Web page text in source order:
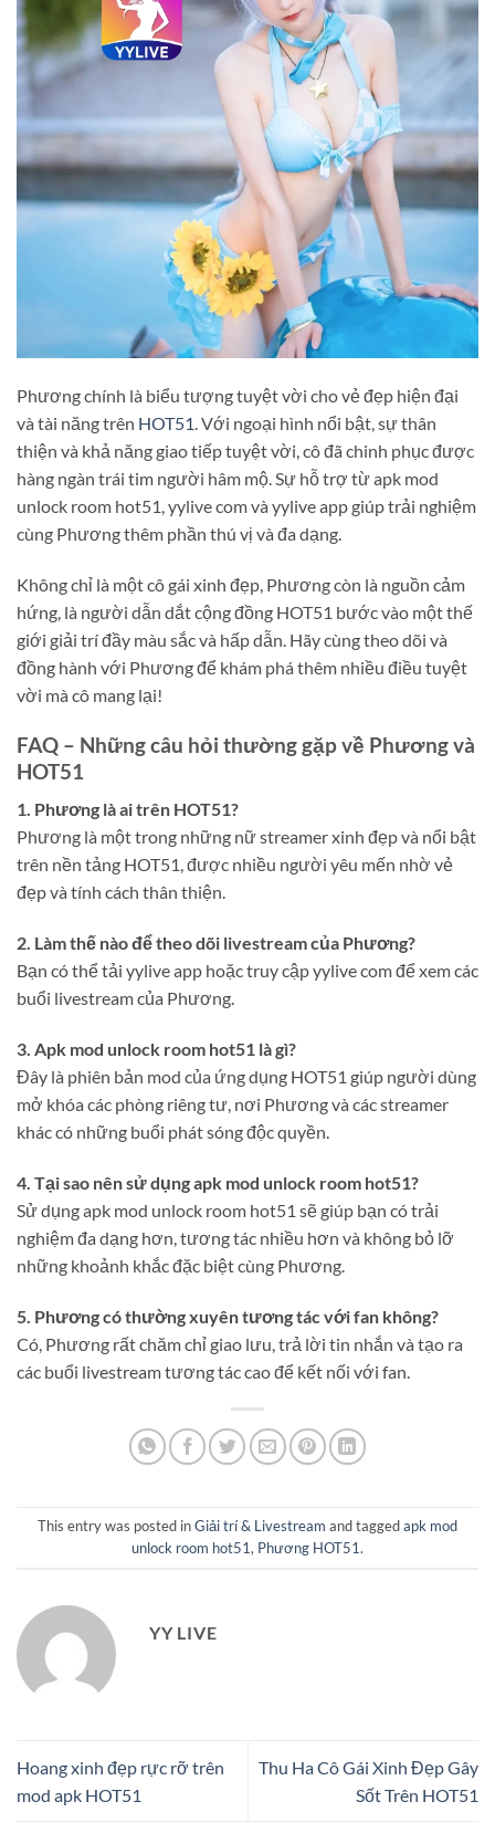
Phương chính là biểu tượng tuyệt vời cho vẻ đẹp hiện đại
và tài năng trên HOT51. Với ngoại hình nổi bật, sự thân
thiện và khả năng giao tiếp tuyệt vời, cô đã chinh phục được
hàng ngàn trái tim người hâm mộ. Sự hỗ trợ từ apk mod
unlock room hot51, yylive com và yylive app giúp trải nghiệm
cùng Phương thêm phần thú vị và đa dạng.
Không chỉ là một cô gái xinh đẹp, Phương còn là nguồn cảm
hứng, là người dẫn dắt cộng đồng HOT51 bước vào một thế
giới giải trí đầy màu sắc và hấp dẫn. Hãy cùng theo dõi và
đồng hành với Phương để khám phá thêm nhiều điều tuyệt
vời mà cô mang lại!
FAQ – Những câu hỏi thường gặp về Phương và
HOT51
1. Phương là ai trên HOT51?
Phương là một trong những nữ streamer xinh đẹp và nổi bật
trên nền tảng HOT51, được nhiều người yêu mến nhờ vẻ
đẹp và tính cách thân thiện.
2. Làm thế nào để theo dõi livestream của Phương?
Bạn có thể tải yylive app hoặc truy cập yylive com để xem các
buổi livestream của Phương.
3. Apk mod unlock room hot51 là gì?
Đây là phiên bản mod của ứng dụng HOT51 giúp người dùng
mở khóa các phòng riêng tư, nơi Phương và các streamer
khác có những buổi phát sóng độc quyền.
4. Tại sao nên sử dụng apk mod unlock room hot51?
Sử dụng apk mod unlock room hot51 sẽ giúp bạn có trải
nghiệm đa dạng hơn, tương tác nhiều hơn và không bỏ lỡ
những khoảnh khắc đặc biệt cùng Phương.
5. Phương có thường xuyên tương tác với fan không?
Có, Phương rất chăm chỉ giao lưu, trả lời tin nhắn và tạo ra
các buổi livestream tương tác cao để kết nối với fan.
This entry was posted inGiải trí & Livestream and taggedapk mod
unlock room hot51, Phương HOT51.
YY LIVE
Hoang xinh đẹp rực rỡ trên
mod apk HOT51
Thu Ha Cô Gái Xinh Đẹp Gây
Sốt Trên HOT51